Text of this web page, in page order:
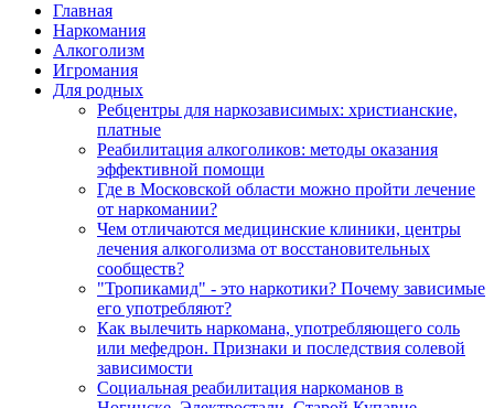
Главная
Наркомания
Алкоголизм
Игромания
Для родных
Ребцентры для наркозависимых: христианские,
платные
Реабилитация алкоголиков: методы оказания
эффективной помощи
Где в Московской области можно пройти лечение
от наркомании?
Чем отличаются медицинские клиники, центры
лечения алкоголизма от восстановительных
сообществ?
"Тропикамид" - это наркотики? Почему зависимые
его употребляют?
Как вылечить наркомана, употребляющего соль
или мефедрон. Признаки и последствия солевой
зависимости
Социальная реабилитация наркоманов в